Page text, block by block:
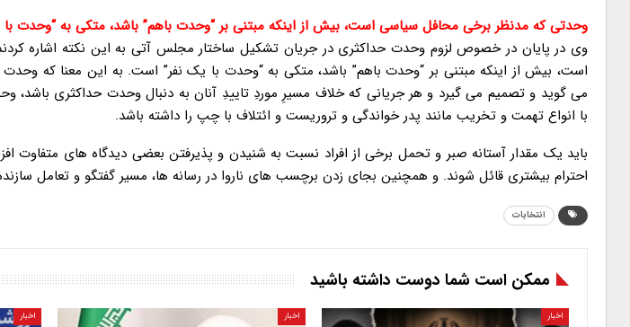
وحدتی که مدنظر برخی محافل سیاسی است، بیش از اینکه مبتنی بر “وحدت باهم” باشد، متکی به “وحدت
وی در پایان در خصوص لزوم وحدت حداکثری در جریان تشکیل ساختار مجلس آتی به این نکته اشاره
است، بیش از اینکه مبتنی بر “وحدت باهم” باشد، متکی به “وحدت با یک نفر” است. به این معنا که
می گوید و تصمیم می گیرد و هر جریانی که خلاف مسیرِ موردِ تاییدِ آنان به دنبال وحدت حداکثری
با انواع تهمت و تخریب مانند پدر خواندگی و تروریست و ائتلاف با چپ را داشته باشد.
باید یک مقدار آستانه صبر و تحمل برخی از افراد نسبت به شنیدن و پذیرفتن بعضی دیدگاه های متفاوت
احترام بیشتری قائل شوند. و همچنین بجای زدن برچسب های ناروا در رسانه ها، مسیر گفتگو و تعامل
انتخابات
ممکن است شما دوست داشته باشید
اخبار اخبار اخبار